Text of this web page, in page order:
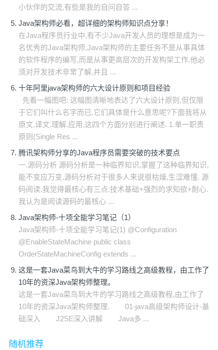
小伙伴的交流,有些是我的自问自答 ...
Java架构师必看，超详细的架构师知识点分享！
在Java程序员行业中,有不少Java开发人员的理想是成为一
名优秀的Java架构师,Java架构师的主要任务不是从事具体
的软件程序的编写,而是从事更高层次的开发构架工作.他必
须对开发技术非常了解,并且 ...
十年阿里java架构师的六大设计原则和项目经验
先看一幅图吧: 这幅图清晰地表达了六大设计原则,但仅限
于它们叫什么名字而已,它们具体是什么意思呢?下面我将从
原文.译文.理解.应用,这四个方面分别进行阐述. 1.单一职责
原则(Single Res ...
腾讯架构师分享的Java程序员需要突破的技术要点
一.源码分析 源码分析是一种临界知识,掌握了这种临界知识,
能不变应万变,源码分析对于很多人来说很枯燥,生涩难懂. 源
码阅读,我觉得最核心有三点:技术基础+强烈的求知欲+耐心.
我认为是阅读源码的最核心 ...
Java架构师-十项全能学习笔记（1）
Java架构师-十项全能学习笔记(1) @Configuration
@EnableStateMachine public class
OrderStateMachineConfig extends ...
这是一套Java菜鸟到大牛的学习路线之高级教程，由工作了
10年的资深Java架构师整理。
这是一套Java菜鸟到大牛的学习路线之高级教程,由工作了
10年的资深Java架构师整理. 01-java高级架构师设计-基
础深入 J2SE深入讲解 Java多 ...
随机推荐